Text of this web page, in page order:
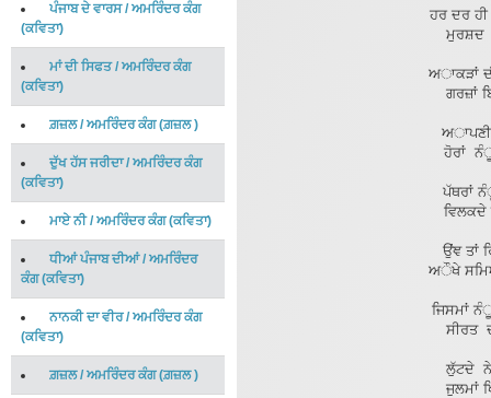
ਪੰਜਾਬ ਦੇ ਵਾਰਸ/ਅਮਰਿੰਦਰ ਕੰਗ
(ਕਵਿਤਾ)
ਮਾਂ ਦੀ ਸਿਫਤ/ ਅਮਰਿੰਦਰ ਕੰਗ
(ਕਵਿਤਾ)
ਗ਼ਜ਼ਲ/ਅਮਰਿੰਦਰ ਕੰਗ(ਗ਼ਜ਼ਲ)
ਦੁੱਖ ਹੱਸ ਜਰੀਦਾ/ ਅਮਰਿੰਦਰ ਕੰਗ
(ਕਵਿਤਾ)
ਮਾਏ ਨੀ/ਅਮਰਿੰਦਰ ਕੰਗ(ਕਵਿਤਾ)
ਧੀਆਂ ਪੰਜਾਬ ਦੀਆਂ/ ਅਮਰਿੰਦਰ
ਕੰਗ(ਕਵਿਤਾ)
ਨਾਨਕੀ ਦਾ ਵੀਰ/ਅਮਰਿੰਦਰ ਕੰਗ
(ਕਵਿਤਾ)
ਗ਼ਜ਼ਲ/ ਅਮਰਿੰਦਰ ਕੰਗ(ਗ਼ਜ਼ਲ)
ਹਰ ਦਰ
ਮੁਰਸ਼ਦ
ਅਾਕੜਾਂ
ਗਰਜ਼ਾਂ
ਅਾਪਣੀ
ਹੋਰਾਂ
ਪੱਥਰਾਂ
ਵਿਲਕਦੇ
ਉਂਞ ਤਾਂ
ਅੌਖੇ
ਜਿਸਮਾਂ
ਸੀਰਤ
ਲੁੱਟਦੇ
ਜੁਲਮਾਂ